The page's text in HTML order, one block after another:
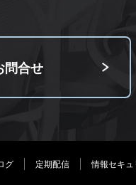
問合せ
グ 定期配信 情報セキ